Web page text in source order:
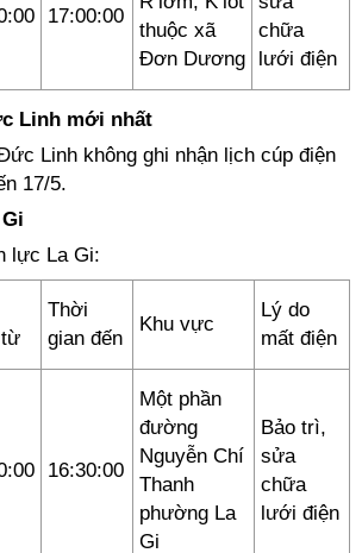
17:00:00
thuộc xã
Đơn Dương
chữa
lưới điện
Linh mới nhất
Linh không ghi nhận lịch cúp điện
17/5.
lực La Gi:
Thời
gian đến
Khu vực
Lý do
mất điện
16:30:00
Một phần
đường
Nguyễn Chí
Thanh
phường La
Gi
Bảo trì,
sửa
chữa
lưới điện